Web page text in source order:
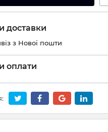
доставки
з Нової пошти
оплати